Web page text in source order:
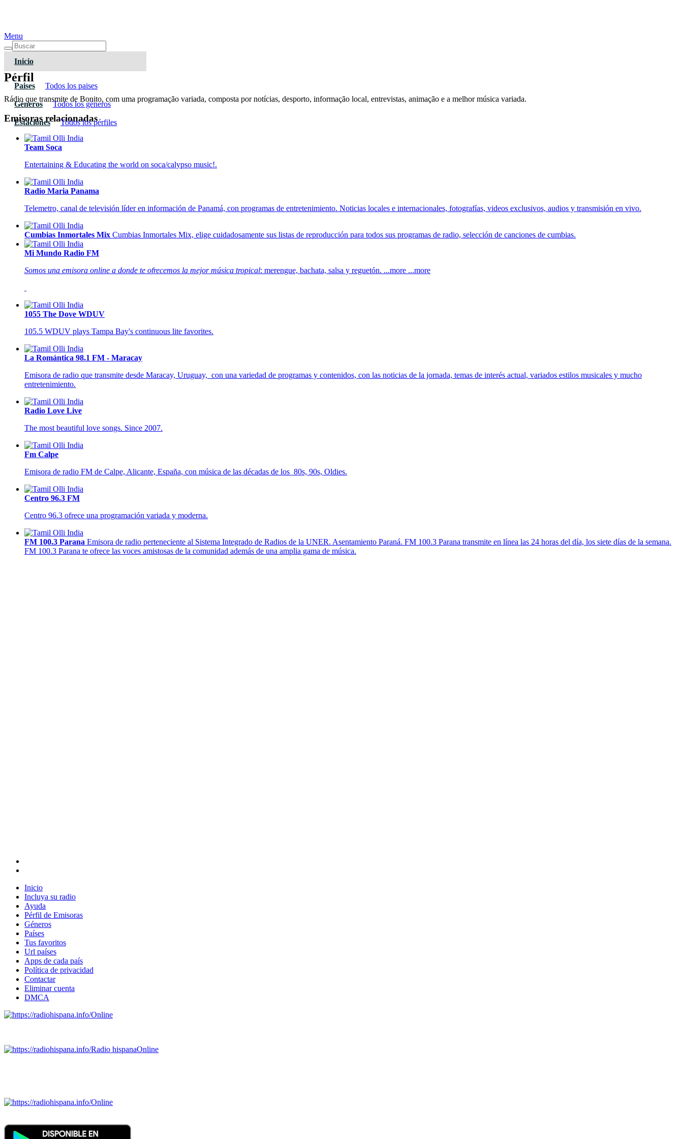
Menu
Inicio
Paises Todos los paises
Géneros Todos los géneros
Estaciones Todos los pérfiles
Pérfil
Rádio que transmite de Bonito, com uma programação variada, composta por notícias, desporto, informação local, entrevistas, animação e a melhor música variada.
Emisoras relacionadas
Team Soca
Entertaining & Educating the world on soca/calypso music!.
Radio Maria Panama
Telemetro, canal de televisión líder en información de Panamá, con programas de entretenimiento. Noticias locales e internacionales, fotografías, videos exclusivos, audios y transmisión en vivo.
Cumbias Inmortales Mix Cumbias Inmortales Mix, elige cuidadosamente sus listas de reproducción para todos sus programas de radio, selección de canciones de cumbias.
Mi Mundo Radio FM
Somos una emisora online a donde te ofrecemos la mejor música tropical: merengue, bachata, salsa y reguetón. ...more ...more
1055 The Dove WDUV
105.5 WDUV plays Tampa Bay's continuous lite favorites.
La Romántica 98.1 FM - Maracay
Emisora de radio que transmite desde Maracay, Uruguay, con una variedad de programas y contenidos, con las noticias de la jornada, temas de interés actual, variados estilos musicales y mucho
entretenimiento.
Radio Love Live
The most beautiful love songs. Since 2007.
Fm Calpe
Emisora de radio FM de Calpe, Alicante, España, con música de las décadas de los 80s, 90s, Oldies.
Centro 96.3 FM
Centro 96.3 ofrece una programación variada y moderna.
FM 100.3 Parana Emisora de radio perteneciente al Sistema Integrado de Radios de la UNER. Asentamiento Paraná. FM 100.3 Parana transmite en línea las 24 horas del día, los siete días de la semana.
FM 100.3 Parana te ofrece las voces amistosas de la comunidad además de una amplia gama de música.
Inicio
Incluya su radio
Ayuda
Pérfil de Emisoras
Géneros
Países
Tus favoritos
Url países
Apps de cada país
Política de privacidad
Contactar
Eliminar cuenta
DMCA
Online
Radio hispanaOnline
Online